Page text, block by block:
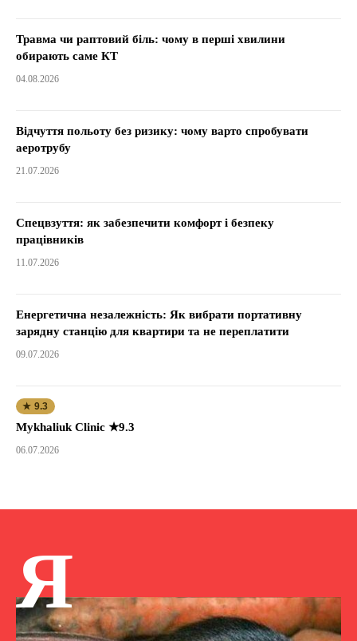
Травма чи раптовий біль: чому в перші хвилини
обирають саме КТ
04.08.2026
Відчуття польоту без ризику: чому варто спробувати
аеротрубу
21.07.2026
Спецвзуття: як забезпечити комфорт і безпеку
працівників
11.07.2026
Енергетична незалежність: Як вибрати портативну
зарядну станцію для квартири та не переплатити
09.07.2026
★ 9.3
Mykhaliuk Clinic ★9.3
06.07.2026
Я